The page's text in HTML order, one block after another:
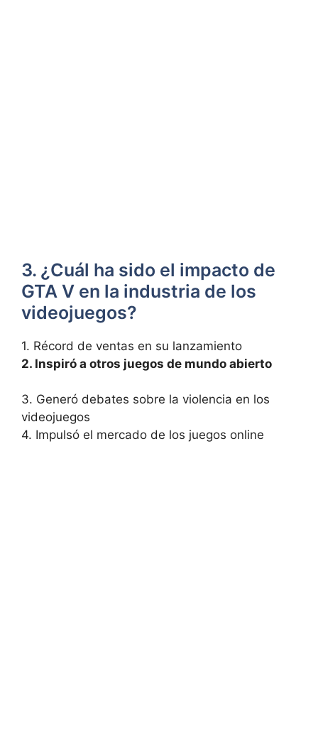
3. ¿Cuál ha sido el impacto de
GTA V en la industria de los
videojuegos?
1. Récord de ventas en su lanzamiento
2. Inspiró a otros juegos​ de mundo abierto
3. Generó debates sobre la violencia en los
videojuegos
4. Impulsó el mercado de los⁤ juegos online